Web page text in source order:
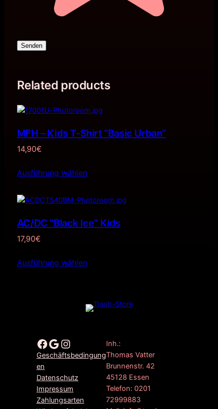
Senden
Related products
MFH – Kids T-Shirt “Basic Urban”
14,90€
Ausführung wählen
AC/DC ”Black Ice” Kids
17,90€
Ausführung wählen
Facebook Google Instagram
Geschäftsbedingung
en
Datenschutz
Impressum
Zahlungsarten
Inh.:
Thomas Vatter
Brunnenstr. 42
45128 Essen
Telefon: 0201
72999883